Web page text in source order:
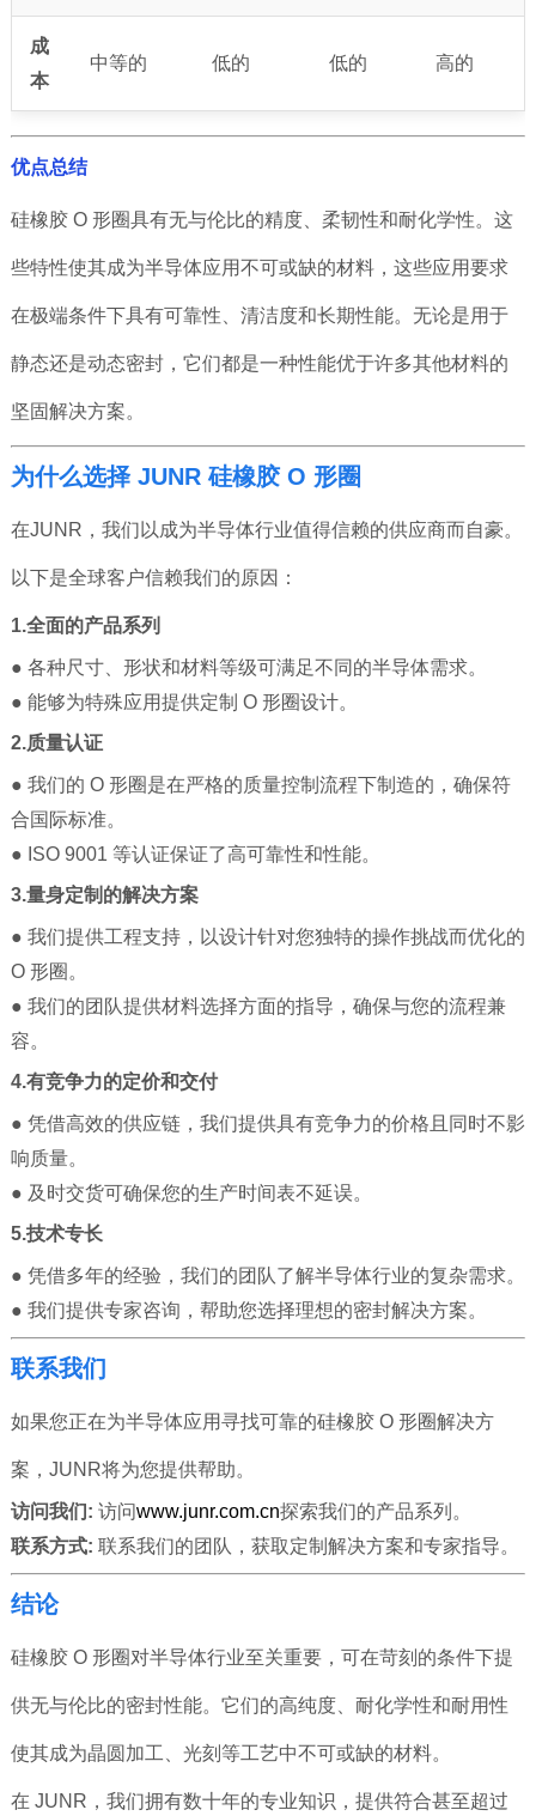
成
本
中等的 低的 低的 高的
优点总结
硅橡胶 O 形圈具有无与伦比的精度、柔韧性和耐化学性。这
些特性使其成为半导体应用不可或缺的材料，这些应用要求
在极端条件下具有可靠性、清洁度和长期性能。无论是用于
静态还是动态密封，它们都是一种性能优于许多其他材料的
坚固解决方案。
为什么选择 JUNR 硅橡胶 O 形圈
在JUNR，我们以成为半导体行业值得信赖的供应商而自豪。
以下是全球客户信赖我们的原因：
1.全面的产品系列
● 各种尺寸、形状和材料等级可满足不同的半导体需求。
● 能够为特殊应用提供定制 O 形圈设计。
2.质量认证
● 我们的 O 形圈是在严格的质量控制流程下制造的，确保符
合国际标准。
● ISO 9001 等认证保证了高可靠性和性能。
3.量身定制的解决方案
● 我们提供工程支持，以设计针对您独特的操作挑战而优化的
O 形圈。
● 我们的团队提供材料选择方面的指导，确保与您的流程兼
容。
4.有竞争力的定价和交付
● 凭借高效的供应链，我们提供具有竞争力的价格且同时不影
响质量。
● 及时交货可确保您的生产时间表不延误。
5.技术专长
● 凭借多年的经验，我们的团队了解半导体行业的复杂需求。
● 我们提供专家咨询，帮助您选择理想的密封解决方案。
联系我们
如果您正在为半导体应用寻找可靠的硅橡胶 O 形圈解决方
案，JUNR将为您提供帮助。
访问我们: 访问www.junr.com.cn探索我们的产品系列。
联系方式: 联系我们的团队，获取定制解决方案和专家指导。
结论
硅橡胶 O 形圈对半导体行业至关重要，可在苛刻的条件下提
供无与伦比的密封性能。它们的高纯度、耐化学性和耐用性
使其成为晶圆加工、光刻等工艺中不可或缺的材料。
在 JUNR，我们拥有数十年的专业知识，提供符合甚至超过